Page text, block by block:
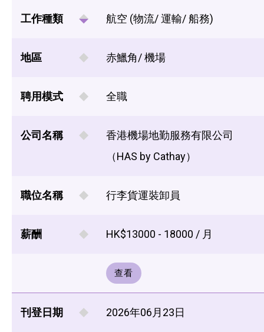
工作種類 航空 (物流/ 運輸/ 船務)
地區 赤鱲角/ 機場
聘用模式 全職
公司名稱
香港機場地勤服務有限公司
（HAS by Cathay）
職位名稱 行李貨運裝卸員
薪酬 HK$13000 - 18000 / 月
查看
刊登日期 2026年06月23日